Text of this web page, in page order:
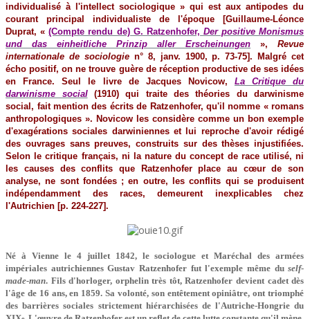
individualisé à l'intellect sociologique » qui est aux antipodes du
courant principal individualiste de l'époque [Guillaume-Léonce
Duprat, «(Compte rendu de) G. Ratzenhofer, Der positive Monismus
und das einheitliche Prinzip aller Erscheinungen »,Revue
internationale de sociologien° 8, janv. 1900, p. 73-75]. Malgré cet
écho positif, on ne trouve guère de réception productive de ses idées
en France. Seul le livre de Jacques Novicow, La Critique du
darwinisme social(1910) qui traite des théories du darwinisme
social, fait mention des écrits de Ratzenhofer, qu'il nomme « romans
anthropologiques ». Novicow les considère comme un bon exemple
d'exagérations sociales darwiniennes et lui reproche d'avoir rédigé
des ouvrages sans preuves, construits sur des thèses injustifiées.
Selon le critique français, ni la nature du concept de race utilisé, ni
les causes des conflits que Ratzenhofer place au cœur de son
analyse, ne sont fondées ; en outre, les conflits qui se produisent
indépendamment des races, demeurent inexplicables chez
l'Autrichien [p. 224-227].
Né à Vienne le 4 juillet 1842, le sociologue et Maréchal des armées
impériales autrichiennes Gustav Ratzenhofer fut l'exemple même duself-
made-man. Fils d'horloger, orphelin très tôt, Ratzenhofer devient cadet dès
l'âge de 16 ans, en 1859. Sa volonté, son entêtement opiniâtre, ont triomphé
des barrières sociales strictement hiérarchisées de l'Autriche-Hongrie du